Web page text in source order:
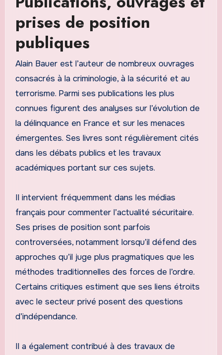
prises de position
publiques
Alain Bauer est l’auteur de nombreux ouvrages
consacrés à la criminologie, à la sécurité et au
terrorisme. Parmi ses publications les plus
connues figurent des analyses sur l’évolution de
la délinquance en France et sur les menaces
émergentes. Ses livres sont régulièrement cités
dans les débats publics et les travaux
académiques portant sur ces sujets.
Il intervient fréquemment dans les médias
français pour commenter l’actualité sécuritaire.
Ses prises de position sont parfois
controversées, notamment lorsqu’il défend des
approches qu’il juge plus pragmatiques que les
méthodes traditionnelles des forces de l’ordre.
Certains critiques estiment que ses liens étroits
avec le secteur privé posent des questions
d’indépendance.
Il a également contribué à des travaux de